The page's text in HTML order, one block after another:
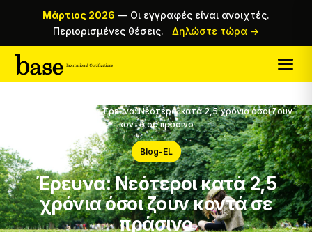
Μάρτιος 2026 — Οι εγγραφές είναι ανοιχτές.
Περιορισμένες θέσεις.
Δηλώστε τώρα →
/Έρευνα: Νεότεροι κατά 2,5 χρόνια όσοι ζουν
κοντά σε πράσινο
Blog-EL
Έρευνα: Νεότεροι κατά 2,5
χρόνια όσοι ζουν κοντά σε
πράσινο